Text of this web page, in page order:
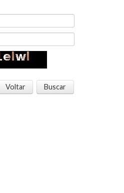
Voltar Buscar